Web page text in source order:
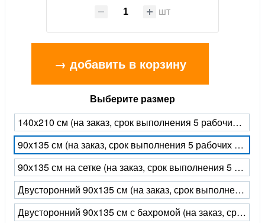
шт
→ добавить в корзину
Выберите размер
140x210 см (на заказ, срок выполнения 5 рабочих дней)
90x135 см (на заказ, срок выполнения 5 рабочих дней)
90х135 см на сетке (на заказ, срок выполнения 5 рабочих дней)
Двусторонний 90x135 см (на заказ, срок выполнения 5 рабочих дней)
Двусторонний 90х135 см с бахромой (на заказ, срок выполнения 5 рабочих дней)